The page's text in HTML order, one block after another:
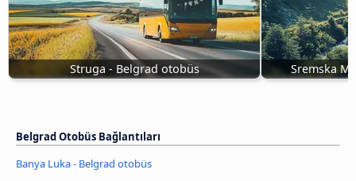
Struga - Belgrad otobüs Sremska
Belgrad Otobüs Bağlantıları
Banya Luka - Belgrad otobüs